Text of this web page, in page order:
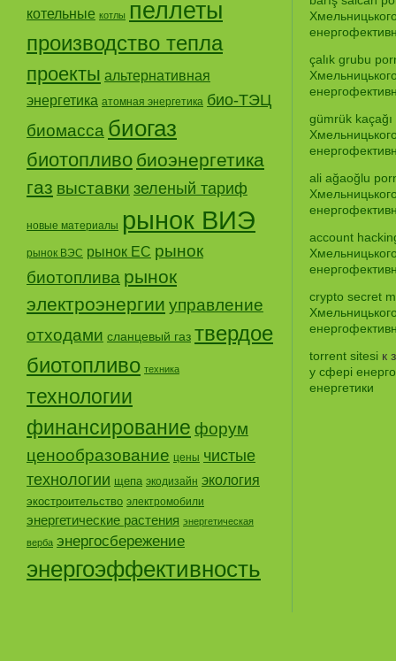
котельные котлы пеллеты
производство тепла
проекты альтернативная
энергетика атомная энергетика био-ТЭЦ
биомасса биогаз
биотопливо биоэнергетика
газ выставки зеленый тариф
новые материалы рынок ВИЭ
рынок ВЭС рынок ЕС рынок
биотоплива рынок
электроэнергии управление
отходами сланцевый газ твердое
биотопливо техника
технологии
финансирование форум
ценообразование цены чистые
технологии щепа экодизайн экология
экостроительство электромобили
энергетические растения энергетическая
верба энергосбережение
энергоэффективность
çalık grubu
gümrük kaçağı
ali ağaoğlu
account
crypto secret
torrent sitesi к
у сфері
енергетики